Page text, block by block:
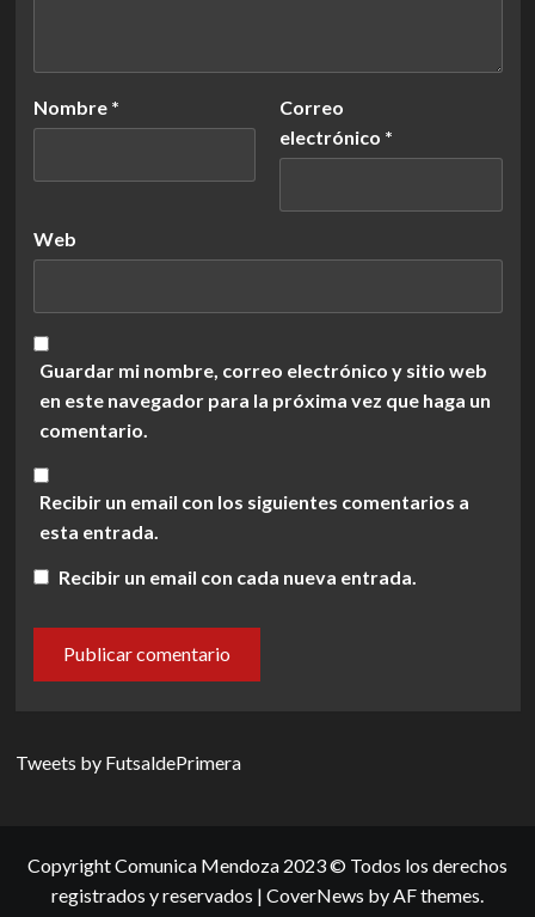
Nombre *
Correo
electrónico *
Web
Guardar mi nombre, correo electrónico y sitio web
en este navegador para la próxima vez que haga un
comentario.
Recibir un email con los siguientes comentarios a
esta entrada.
Recibir un email con cada nueva entrada.
Tweets by FutsaldePrimera
Copyright Comunica Mendoza 2023 © Todos los derechos
registrados y reservados | CoverNews by AF themes.